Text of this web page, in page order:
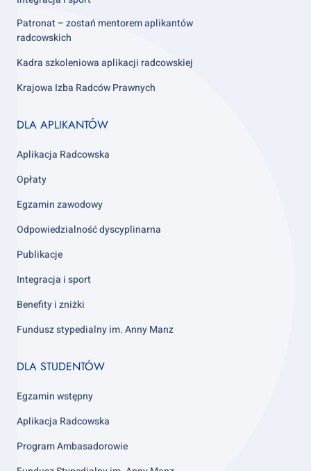
Patronat – zostań mentorem aplikantów
radcowskich
Kadra szkoleniowa aplikacji radcowskiej
Krajowa Izba Radców Prawnych
Footer
3
DLA APLIKANTÓW
Aplikacja Radcowska
Opłaty
Egzamin zawodowy
Odpowiedzialność dyscyplinarna
Publikacje
Integracja i sport
Benefity i zniżki
Fundusz stypedialny im. Anny Manz
Footer
4
DLA STUDENTÓW
Egzamin wstępny
Aplikacja Radcowska
Program Ambasadorowie